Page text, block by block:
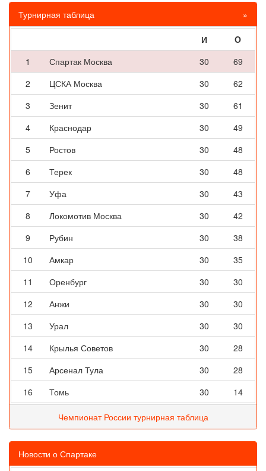
Турнирная таблица »
И
O
1
Спартак Москва 30
69
2
ЦСКА Москва 30
62
3
Зенит 30
61
4
Краснодар 30
49
5
Ростов 30
48
6
Терек 30
48
7
Уфа 30
43
8
Локомотив Москва 30
42
9
Рубин 30
38
10
Амкар 30
35
11
Оренбург 30
30
12
Анжи 30
30
13
Урал 30
30
14
Крылья Советов 30
28
15
Арсенал Тула 30
28
16
Томь 30 14
Чемпионат России турнирная таблица
Новости о Спартаке